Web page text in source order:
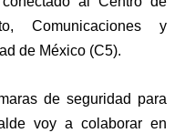
Comunicaciones y
de México (C5).
de seguridad para
voy a colaborar en